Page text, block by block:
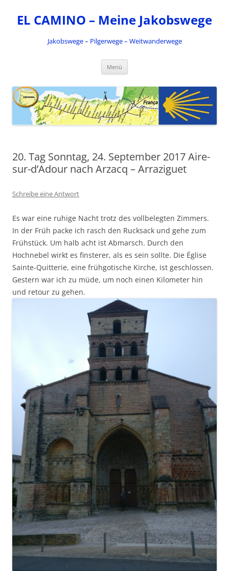
springen
EL CAMINO – Meine Jakobswege
Jakobswege – Pilgerwege – Weitwanderwege
Menü
20. Tag Sonntag, 24. September 2017 Aire-
sur-d’Adour nach Arzacq – Arraziguet
Schreibe eine Antwort
Es war eine ruhige Nacht trotz des vollbelegten Zimmers.
In der Früh packe ich rasch den Rucksack und gehe zum
Frühstück. Um halb acht ist Abmarsch. Durch den
Hochnebel wirkt es finsterer, als es sein sollte. Die Église
Sainte-Quitterie, eine frühgotische Kirche, ist geschlossen.
Gestern war ich zu müde, um noch einen Kilometer hin
und retour zu gehen.